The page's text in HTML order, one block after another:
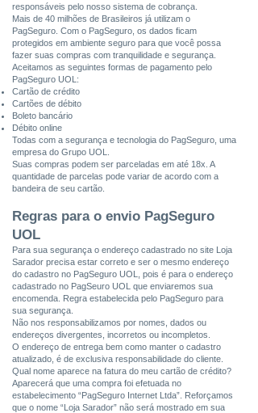
responsáveis pelo nosso sistema de cobrança.
Mais de 40 milhões de Brasileiros já utilizam o
PagSeguro. Com o PagSeguro, os dados ficam
protegidos em ambiente seguro para que você possa
fazer suas compras com tranquilidade e segurança.
Aceitamos as seguintes formas de pagamento pelo
PagSeguro UOL:
Cartão de crédito
Cartões de débito
Boleto bancário
Débito online
Todas com a segurança e tecnologia do PagSeguro, uma
empresa do Grupo UOL.
Suas compras podem ser parceladas em até 18x. A
quantidade de parcelas pode variar de acordo com a
bandeira de seu cartão.
Regras para o envio PagSeguro
UOL
Para sua segurança o endereço cadastrado no site Loja
Sarador precisa estar correto e ser o mesmo endereço
do cadastro no PagSeguro UOL, pois é para o endereço
cadastrado no PagSeuro UOL que enviaremos sua
encomenda. Regra estabelecida pelo PagSeguro para
sua segurança.
Não nos responsabilizamos por nomes, dados ou
endereços divergentes, incorretos ou incompletos.
O endereço de entrega bem como manter o cadastro
atualizado, é de exclusiva responsabilidade do cliente.
Qual nome aparece na fatura do meu cartão de crédito?
Aparecerá que uma compra foi efetuada no
estabelecimento “PagSeguro Internet Ltda”. Reforçamos
que o nome “Loja Sarador” não será mostrado em sua